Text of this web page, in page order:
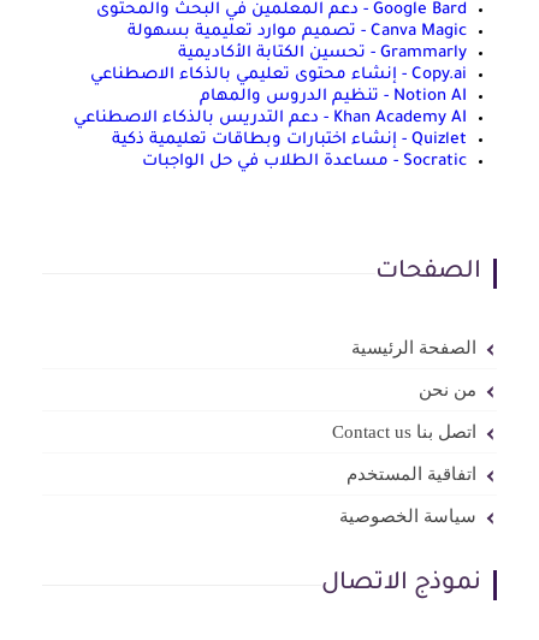
Google Bard - دعم المعلمين في البحث والمحتوى
Canva Magic - تصميم موارد تعليمية بسهولة
Grammarly - تحسين الكتابة الأكاديمية
Copy.ai - إنشاء محتوى تعليمي بالذكاء الاصطناعي
Notion AI - تنظيم الدروس والمهام
Khan Academy AI - دعم التدريس بالذكاء الاصطناعي
Quizlet - إنشاء اختبارات وبطاقات تعليمية ذكية
Socratic - مساعدة الطلاب في حل الواجبات
الصفحات
الصفحة الرئيسية
من نحن
اتصل بنا Contact us
اتفاقية المستخدم
سياسة الخصوصية
نموذج الاتصال